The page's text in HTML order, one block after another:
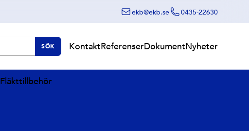
ekb@ekb.se 0435-22630
SÖK KontaktReferenserDokumentNyheter
Fläkttillbehör